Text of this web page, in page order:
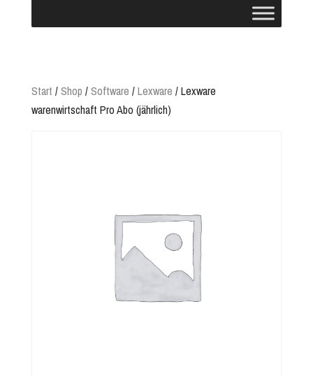
Start /Shop /Software /Lexware / Lexware
warenwirtschaft Pro Abo (jährlich)